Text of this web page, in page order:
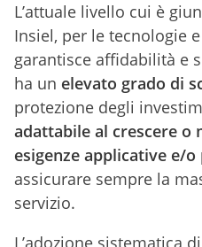
L’attuale livello cui è
Insiel, per le tecnologie
garantisce affidabilità e
ha un elevato grado di
protezione degli
adattabile al crescere o
esigenze applicative e/
assicurare sempre la
servizio.
L’adozione sistematica